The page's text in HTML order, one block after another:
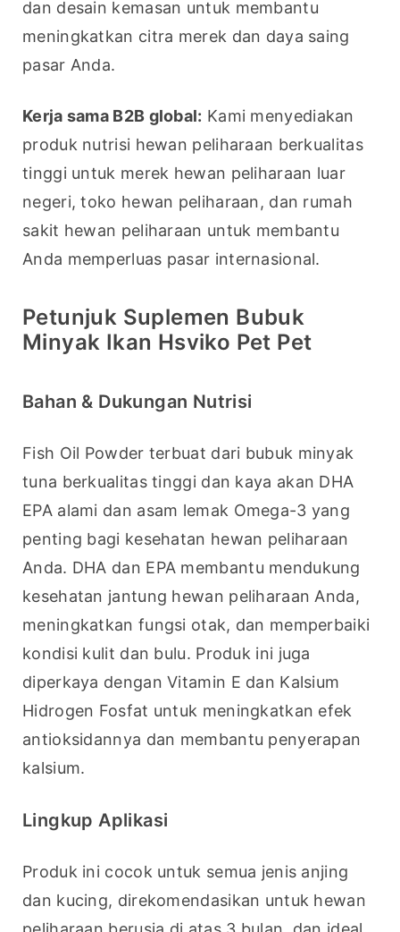
dan desain kemasan untuk membantu
meningkatkan citra merek dan daya saing
pasar Anda.
Kerja sama B2B global: Kami menyediakan
produk nutrisi hewan peliharaan berkualitas
tinggi untuk merek hewan peliharaan luar
negeri, toko hewan peliharaan, dan rumah
sakit hewan peliharaan untuk membantu
Anda memperluas pasar internasional.
Petunjuk Suplemen Bubuk
Minyak Ikan Hsviko Pet Pet
Bahan & Dukungan Nutrisi
Fish Oil Powder terbuat dari bubuk minyak
tuna berkualitas tinggi dan kaya akan DHA
EPA alami dan asam lemak Omega-3 yang
penting bagi kesehatan hewan peliharaan
Anda. DHA dan EPA membantu mendukung
kesehatan jantung hewan peliharaan Anda,
meningkatkan fungsi otak, dan memperbaiki
kondisi kulit dan bulu. Produk ini juga
diperkaya dengan Vitamin E dan Kalsium
Hidrogen Fosfat untuk meningkatkan efek
antioksidannya dan membantu penyerapan
kalsium.
Lingkup Aplikasi
Produk ini cocok untuk semua jenis anjing
dan kucing, direkomendasikan untuk hewan